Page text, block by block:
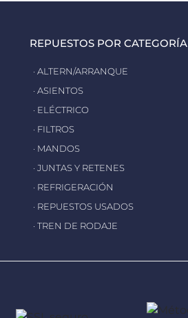
REPUESTOS POR CATEGORÍA
· ALTERN/ARRANQUE
· ASIENTOS
· ELÉCTRICO
· FILTROS
· MANDOS
· JUNTAS Y RETENES
· REFRIGERACIÓN
· REPUESTOS USADOS
· TREN DE RODAJE